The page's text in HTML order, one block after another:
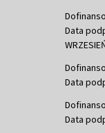
Data
Data
Data